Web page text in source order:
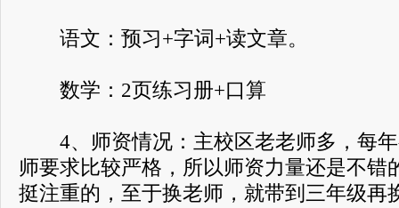
语文：预习+字词+读文章。
数学：2页练习册+口算
4、师资情况：主校区老老师多，每年
师要求比较严格，所以师资力量还是不错
挺注重的，至于换老师，就带到三年级再